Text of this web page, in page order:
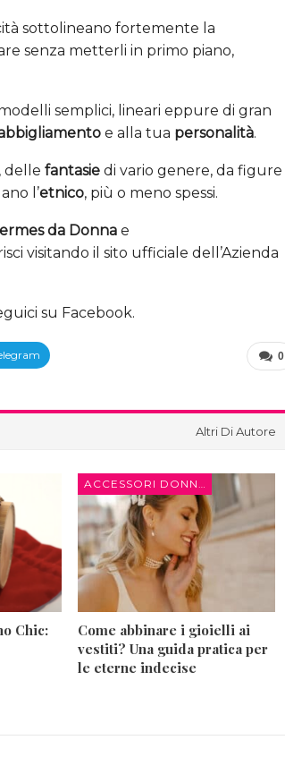
sottolineano fortemente la
senza metterli in primo piano,
semplici, lineari eppure di gran
e alla tua personalità.
delle fantasie di vario genere, da figure
l’etnico, più o meno spessi.
da Donna e
visitando il sito ufficiale dell’Azienda
su Facebook.
0
Altri Di Autore
Chic:
Come abbinare i gioielli ai
vestiti? Una guida pratica per
le eterne indecise